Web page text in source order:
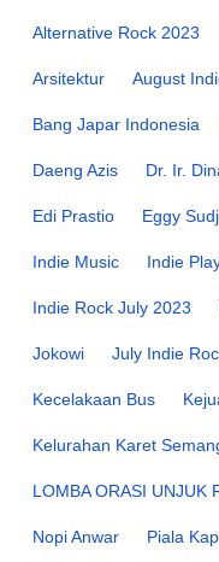
Alternative Rock 2023
Arsitektur August
Bang Japar Indonesia
Daeng Azis Dr. Ir.
Edi Prastio Eggy
Indie Music Indie
Indie Rock July 2023
Jokowi July Indie
Kecelakaan Bus
Kelurahan Karet
LOMBA ORASI UNJUK
Nopi Anwar Piala